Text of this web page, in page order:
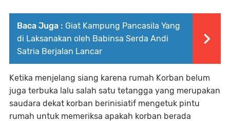
Baca Juga : Giat Kampung Pancasila Yang
di Laksanakan oleh Babinsa Serda Andi
Satria Berjalan Lancar
Ketika menjelang siang karena rumah Korban belum
juga terbuka lalu salah satu tetangga yang merupakan
saudara dekat korban berinisiatif mengetuk pintu
rumah untuk memeriksa apakah korban berada